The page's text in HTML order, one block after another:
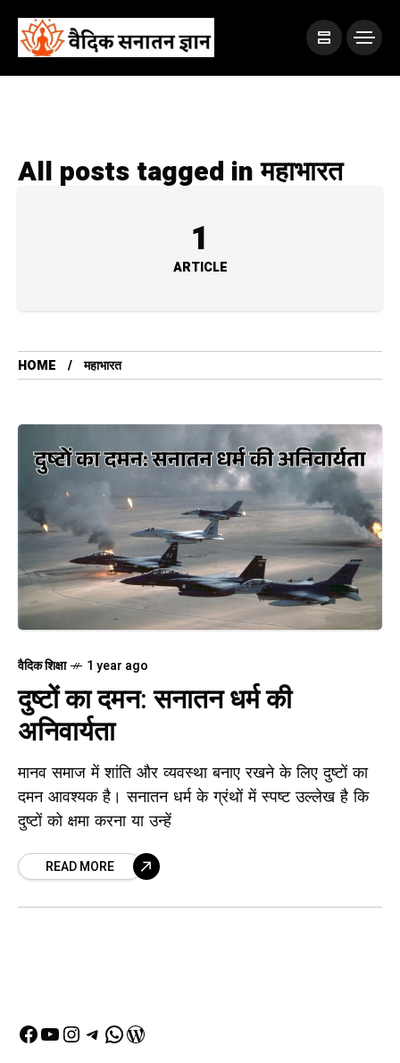
All posts tagged in महाभारत
1
ARTICLE
HOME महाभारत
वैदिक शिक्षा 1 year ago
दुष्टों का दमन: सनातन धर्म की
अनिवार्यता
मानव समाज में शांति और व्यवस्था बनाए रखने के लिए दुष्टों का
दमन आवश्यक है। सनातन धर्म के ग्रंथों में स्पष्ट उल्लेख है कि
दुष्टों को क्षमा करना या उन्हें
READ MORE
Facebook
YouTube
Instagram
Telegram
WhatsApp
WordPress